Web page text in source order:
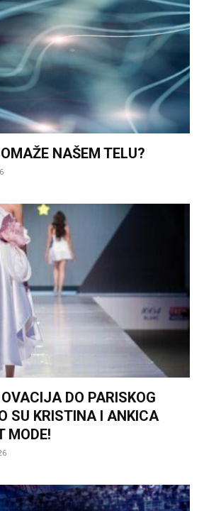
NAŠEM TELU?
DO PARISKOG
SU KRISTINA I ANKICA
MODE!